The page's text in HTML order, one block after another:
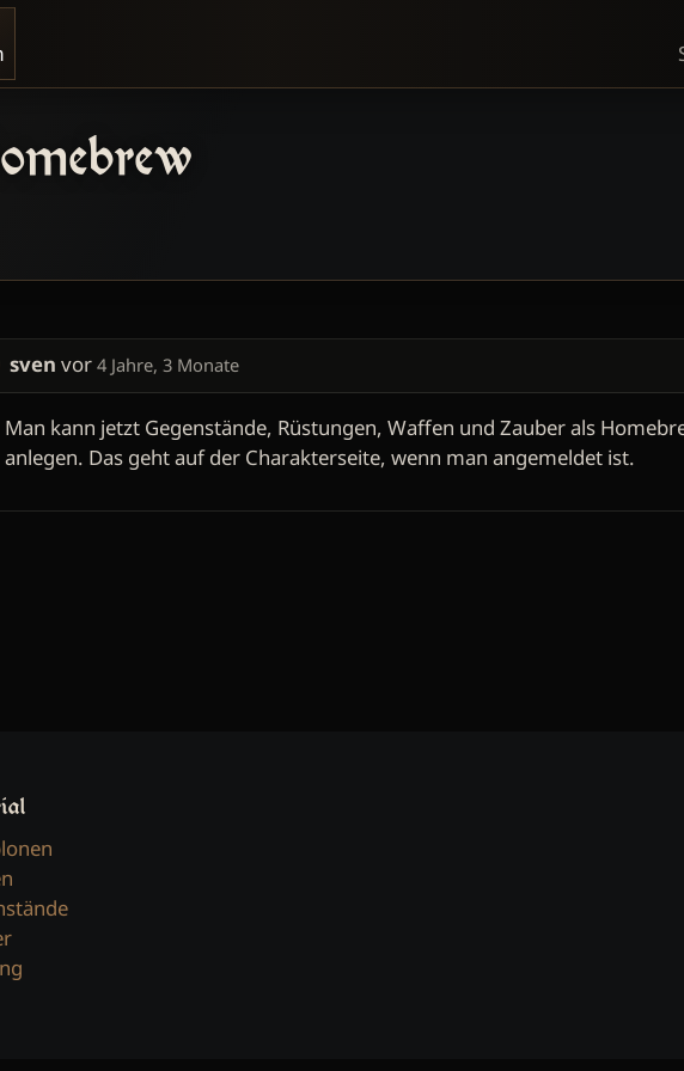
sven vor 4 Jahre, 3 Monate
Man kann jetzt Gegenstände, Rüstungen, Waffen und Zauber als
anlegen. Das geht auf der Charakterseite, wenn man angemeldet ist.